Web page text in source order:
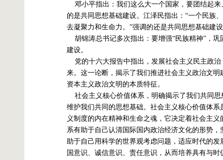
邓小平指出：我们这么大一个国家，要团结起
的是共同思想基础建设。江泽民指出：“一个民族
去凝聚力和生命力。”强调的还是共同思想基础建
胡锦涛总书记多次指出：要增强“民族精神”，巩
建设。
党的十六大报告中指出，发展社会主义民主政
来。这一论断，揭示了我们推进社会主义政治文
资本主义政治文明的本质特征。
社会主义核心价值体系，明确揭示了我们共同
维护我们共同的思想基础。社会主义核心价值体
义制度的内在精神和生命之魂，它决定着社会主
系有助于自己认清国际国内政治经济文化的形势
助于自己用科学的世界观考虑问题，适应时代的
国意识、诚信意识、责任意识，从而培养具有与